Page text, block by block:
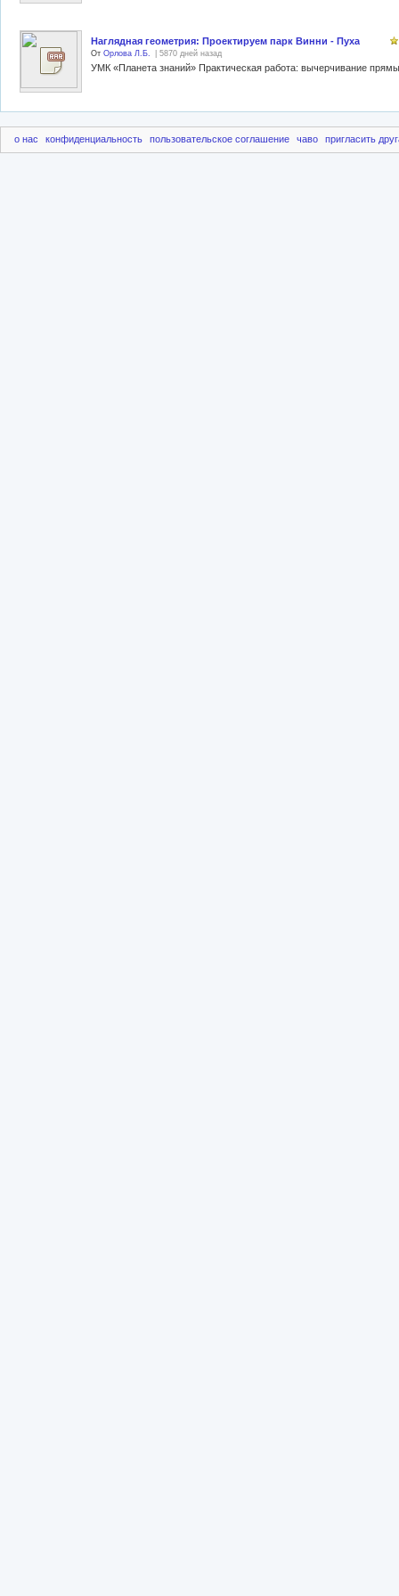
Наглядная геометрия: Проектируем парк Винни - Пуха
От Орлова Л.Б. | 5870 дней назад
о нас конфиденциальность пользовательское соглашение чаво пригласить